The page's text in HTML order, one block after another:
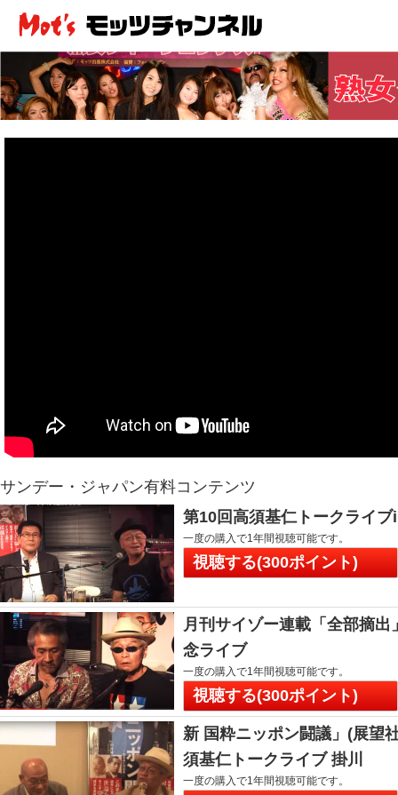
サンデー・ジャパン有料コンテンツ
第10回高須基仁トークライ
一度の購入で1年間視聴可能です。
視聴する(300ポイント)
月刊サイゾー連載「全部摘
念ライブ
一度の購入で1年間視聴可能です。
視聴する(300ポイント)
新 国粋ニッポン闘議」(展
須基仁トークライブ 掛川
一度の購入で1年間視聴可能です。